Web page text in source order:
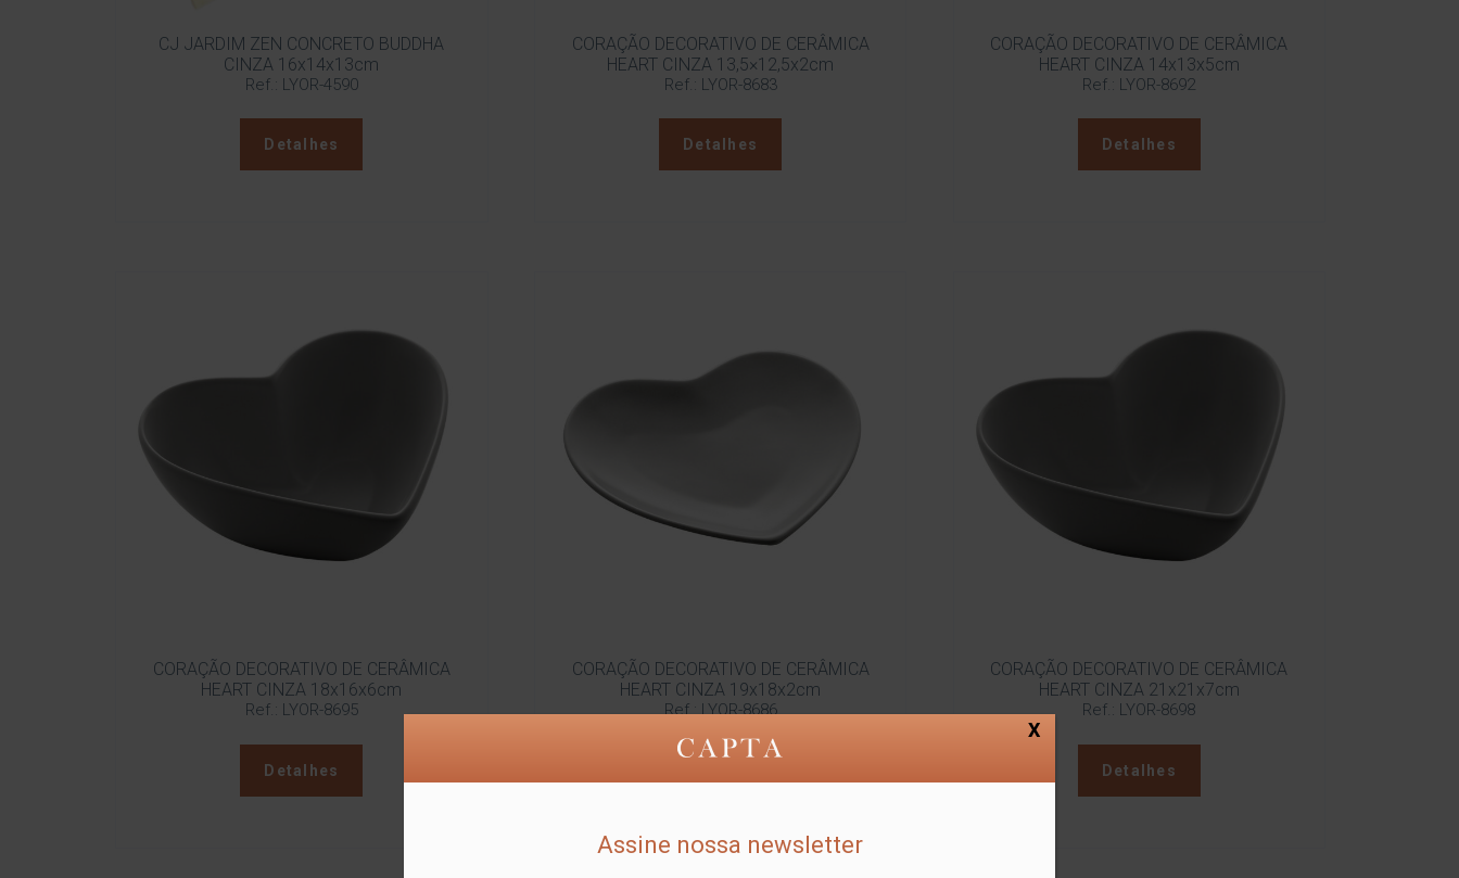
CJ JARDIM ZEN CONCRETO BUDDHA
CINZA 16x14x13cm
Ref.: LYOR-4590
Detalhes
CORAÇÃO DECORATIVO DE CERÂMICA
HEART CINZA 13,5×12,5x2cm
Ref.: LYOR-8683
Detalhes
CORAÇÃO DECORATIVO DE CERÂMICA
HEART CINZA 14x13x5cm
Ref.: LYOR-8692
Detalhes
CORAÇÃO DECORATIVO DE CERÂMICA
HEART CINZA 18x16x6cm
Ref.: LYOR-8695
Detalhes
CORAÇÃO DECORATIVO DE CERÂMICA
HEART CINZA 19x18x2cm
Ref.: LYOR-8686
CORAÇÃO DECORATIVO DE CERÂMICA
HEART CINZA 21x21x7cm
Ref.: LYOR-8698
Detalhes
Assine nossa newsletter
X